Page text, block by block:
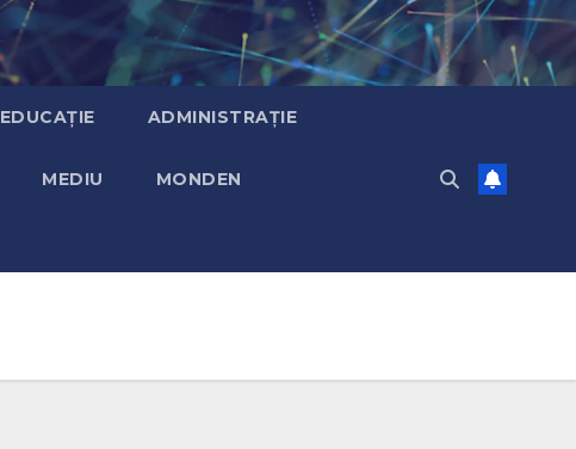
EDUCAȚIE ADMINISTRAȚIE
MEDIU MONDEN